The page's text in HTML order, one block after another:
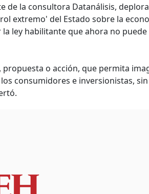
de la consultora Datanálisis,
extremo' del Estado sobre la
ley habilitante que ahora no puede
o acción, que permita
consumidores e inversionistas, sin